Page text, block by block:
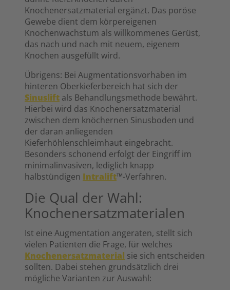
Knochenersatzmaterial ergänzt. Das poröse
Gewebe dient dem körpereigenen
Knochenwachstum als willkommenes Gerüst,
das nach und nach mit neuem, eigenem
Knochen ausgefüllt wird.
Übrigens: Bei Augmentationsvorhaben im
hinteren Oberkieferbereich hat sich der
Sinuslift als Behandlungsmethode bewährt.
Hierbei wird das Knochenersatzmaterial
zwischen dem knöchernen Sinusboden und
der daran anliegenden
Kieferhöhlenschleimhaut eingebracht.
Besonders schonend erfolgt der Eingriff im
minimalinvasiven, lediglich knapp
halbstündigen Intralift™-Verfahren.
Die Qual der Wahl:
Knochenersatzmaterialen
Ist eine Augmentation angeraten, stellt sich
vielen Patienten die Frage, für welches
Knochenersatzmaterial sie sich entscheiden
sollten. Dabei stehen grundsätzlich drei
mögliche Varianten zur Auswahl: